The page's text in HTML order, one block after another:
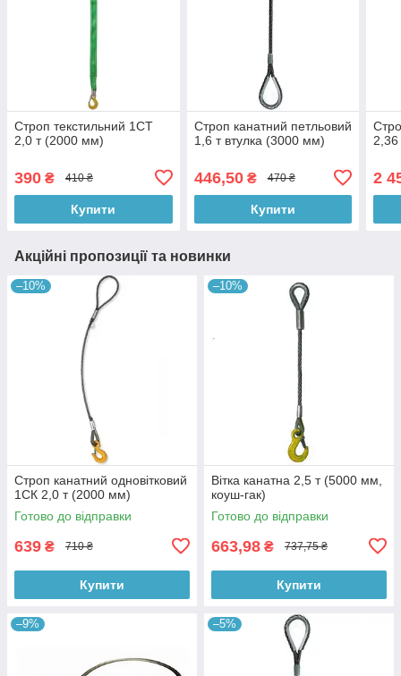
Строп текстильний 1СТ
2,0 т (2000 мм)
390 ₴ 410 ₴
Купити
Строп канатний петльовий
1,6 т втулка (3000 мм)
446,50₴ 470 ₴
Купити
2
Акційні пропозиції та новинки
–10%
Строп канатний одновітковий
1СК 2,0 т (2000 мм)
Готово до відправки
639 ₴ 710 ₴
Купити
–10%
Вітка канатна 2,5 т (5000 мм,
коуш-гак)
Готово до відправки
663,98 ₴ 737,75 ₴
Купити
–9% –5%